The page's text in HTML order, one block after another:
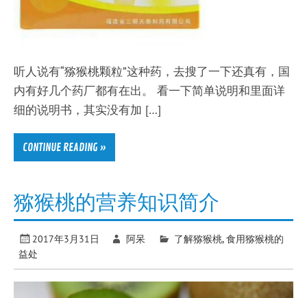
听人说有“猕猴桃颗粒”这种药，去搜了一下还真有，国
内有好几个药厂都有在出。 看一下简单说明和里面详
细的说明书，其实没有加 […]
CONTINUE READING »
猕猴桃的营养知识简介
2017年3月31日 阿呆 了解猕猴桃,食用猕猴桃的
益处